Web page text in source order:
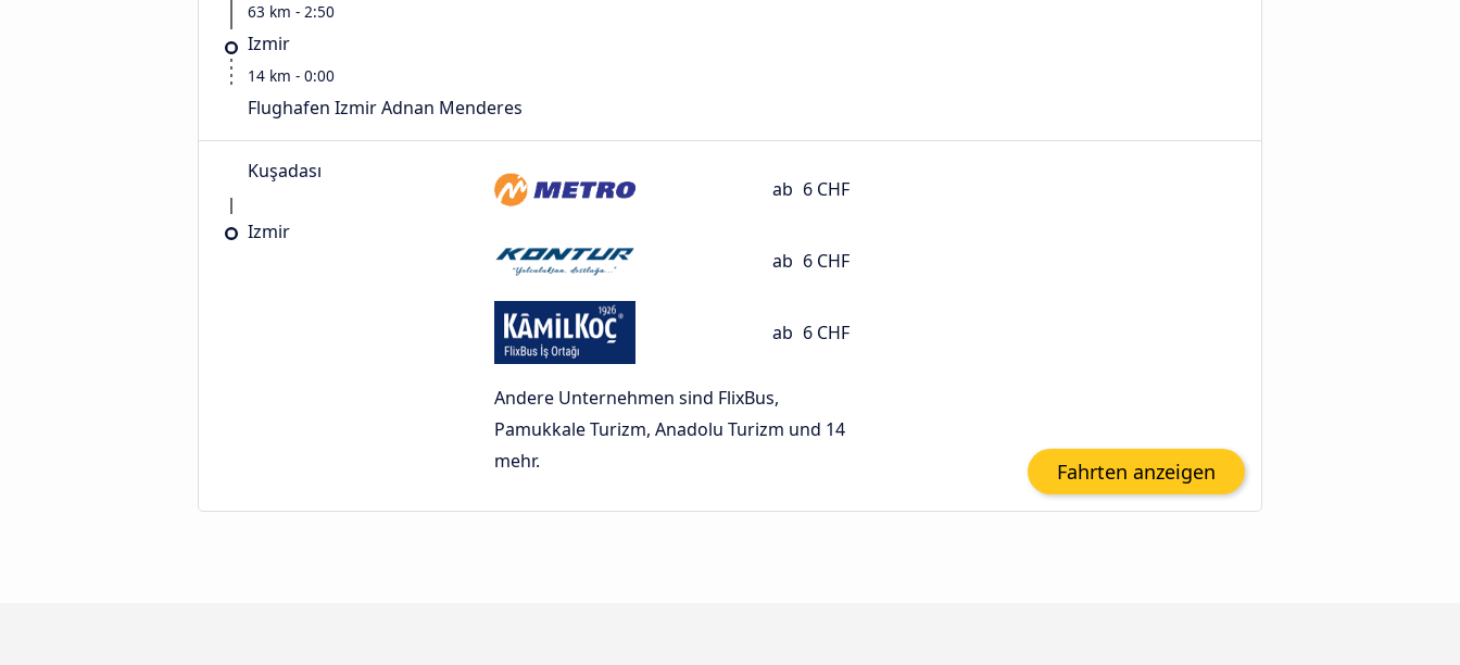
63 km - 2:50
Izmir
14 km - 0:00
Flughafen Izmir Adnan Menderes
Kuşadası
Izmir
ab 6 CHF
ab 6 CHF
ab 6 CHF
Andere Unternehmen sind FlixBus,
Pamukkale Turizm, Anadolu Turizm und 14
mehr.
Fahrten anzeigen